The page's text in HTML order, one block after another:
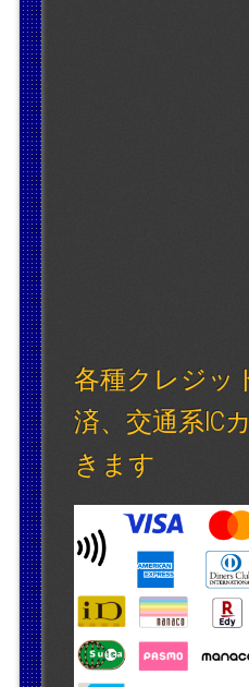
各種クレジッ
済、交通系IC
きます